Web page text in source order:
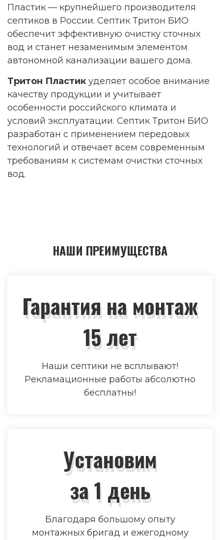
Пластик — крупнейшего производителя
септиков в России. Септик Тритон БИО
обеспечит эффективную очистку сточных
вод и станет незаменимым элементом
автономной канализации вашего дома.
Тритон Пластик уделяет особое внимание
качеству продукции и учитывает
особенности российского климата и
условий эксплуатации. Септик Тритон БИО
разработан с применением передовых
технологий и отвечает всем современным
требованиям к системам очистки сточных
вод.
НАШИ ПРЕИМУЩЕСТВА
Гарантия на монтаж
15 лет
Наши септики не всплывают!
Рекламационные работы абсолютно
бесплатны!
Установим
за 1 день
Благодаря большому опыту
монтажных бригад и ежегодному